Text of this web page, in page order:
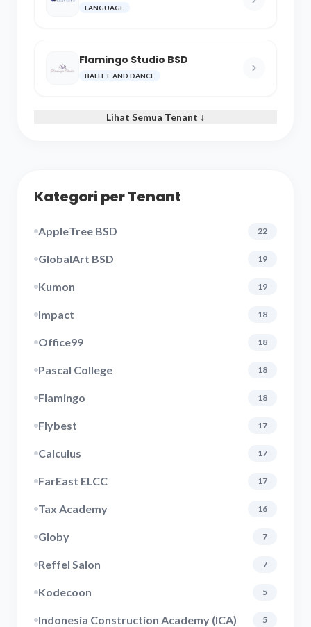
and Cultural Center
LANGUAGE
Flamingo Studio BSD
BALLET AND DANCE
Lihat Semua Tenant ↓
Kategori per Tenant
AppleTree BSD 22
GlobalArt BSD 19
Kumon 19
Impact 18
Office99 18
Pascal College 18
Flamingo 18
Flybest 17
Calculus 17
FarEast ELCC 17
Tax Academy 16
Globy 7
Reffel Salon 7
Kodecoon 5
Indonesia Construction Academy (ICA) 5